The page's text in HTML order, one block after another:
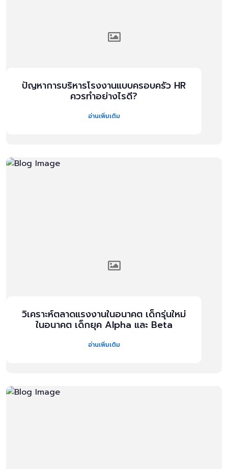
ปัญหาการบริหารโรงงานแบบครอบครัว HR
ควรทำอย่างไรดี?
อ่านเพิ่มเติม
วิเคราะห์ตลาดแรงงานในอนาคต เด็กรุ่นใหม่
ในอนาคต เด็กยุค Alpha และ Beta
อ่านเพิ่มเติม